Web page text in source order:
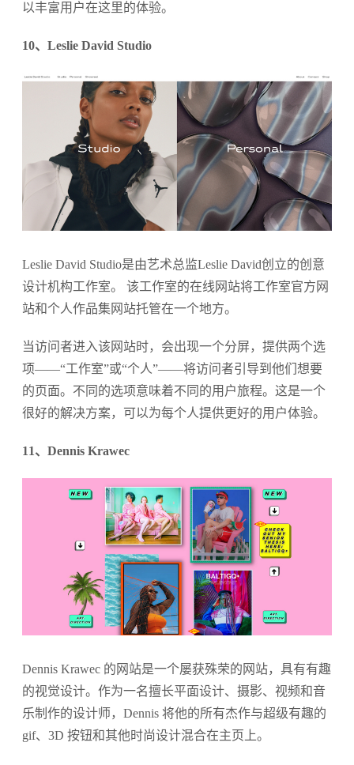
以丰富用户在这里的体验。
10、Leslie David Studio
Leslie David Studio是由艺术总监Leslie David创立的创意
设计机构工作室。 该工作室的在线网站将工作室官方网
站和个人作品集网站托管在一个地方。
当访问者进入该网站时，会出现一个分屏，提供两个选
项——“工作室”或“个人”——将访问者引导到他们想要
的页面。不同的选项意味着不同的用户旅程。这是一个
很好的解决方案，可以为每个人提供更好的用户体验。
11、Dennis Krawec
Dennis Krawec 的网站是一个屡获殊荣的网站，具有有趣
的视觉设计。作为一名擅长平面设计、摄影、视频和音
乐制作的设计师，Dennis 将他的所有杰作与超级有趣的
gif、3D 按钮和其他时尚设计混合在主页上。